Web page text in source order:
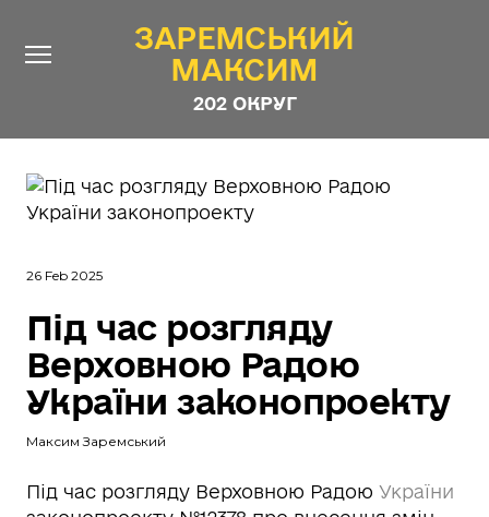
ЗАРЕМСЬКИЙ
МАКСИМ
202 ОКРУГ
ЗАРЕМСЬКИЙ
МАКСИМ
202 ОКРУГ
Новини
Програма
Анонімні опитування
26 Feb 2025
Під час розгляду
Верховною Радою
України законопроекту
Максим Заремський
Під час розгляду Верховною Радою України